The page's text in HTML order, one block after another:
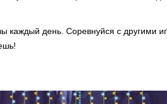
каждый день. Соревнуйся с другими